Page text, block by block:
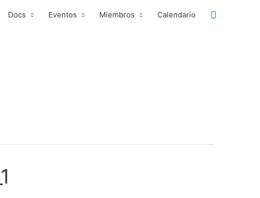
Docs Eventos Miembros Calendario Buscar